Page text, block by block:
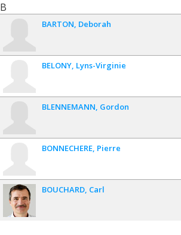
B
BARTON Deborah
BELONY Lyns-Virginie
BLENNEMANN Gordon
BONNECHERE Pierre
BOUCHARD Carl